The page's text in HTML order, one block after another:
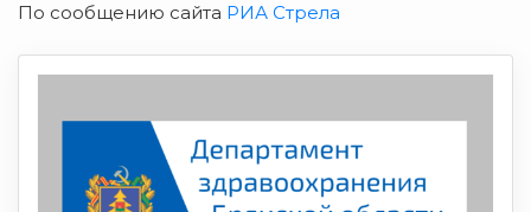
По сообщению сайта РИА Стрела